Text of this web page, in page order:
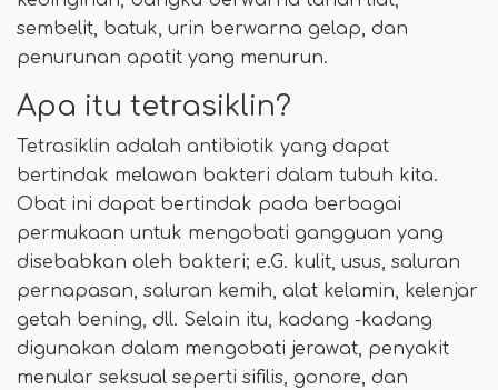
sembelit, batuk, urin berwarna gelap, dan
penurunan apatit yang menurun.
Apa itu tetrasiklin?
Tetrasiklin adalah antibiotik yang dapat
bertindak melawan bakteri dalam tubuh kita.
Obat ini dapat bertindak pada berbagai
permukaan untuk mengobati gangguan yang
disebabkan oleh bakteri; e.G. kulit, usus, saluran
pernapasan, saluran kemih, alat kelamin, kelenjar
getah bening, dll. Selain itu, kadang -kadang
digunakan dalam mengobati jerawat, penyakit
menular seksual seperti sifilis, gonore, dan